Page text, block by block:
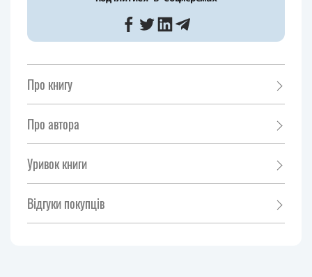
Про книгу
Про автора
Уривок книги
Відгуки покупців